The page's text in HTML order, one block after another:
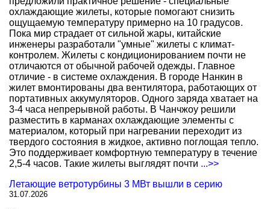
охлаждающие жилеты, которые помогают снизить
ощущаемую температуру примерно на 10 градусов.
Пока мир страдает от сильной жары, китайские
инженеры разработали "умные" жилеты с климат-
контролем. Жилеты с кондиционированием почти не
отличаются от обычной рабочей одежды. Главное
отличие - в системе охлаждения. В городе Нанкин в
жилет вмонтированы два вентилятора, работающих от
портативных аккумуляторов. Одного заряда хватает на
3-4 часа непрерывной работы. В Чанчжоу решили
разместить в карманах охлаждающие элементы с
материалом, который при нагревании переходит из
твердого состояния в жидкое, активно поглощая тепло.
Это поддерживает комфортную температуру в течение
2,5-4 часов. Такие жилеты выглядят почти ...>>
Летающие ветротурбины 3 МВт вышли в серию
31.07.2026